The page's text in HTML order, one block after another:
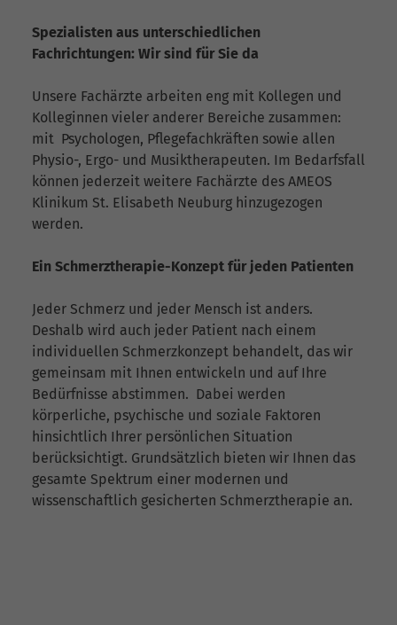
Spezialisten aus unterschiedlichen
Fachrichtungen: Wir sind für Sie da
Unsere Fachärzte arbeiten eng mit Kollegen und
Kolleginnen vieler anderer Bereiche zusammen:
mit Psychologen, Pflegefachkräften sowie allen
Physio-, Ergo- und Musiktherapeuten. Im Bedarfsfall
können jederzeit weitere Fachärzte des AMEOS
Klinikum St. Elisabeth Neuburg hinzugezogen
werden.
Ein Schmerztherapie-Konzept für jeden Patienten
Jeder Schmerz und jeder Mensch ist anders.
Deshalb wird auch jeder Patient nach einem
individuellen Schmerzkonzept behandelt, das wir
gemeinsam mit Ihnen entwickeln und auf Ihre
Bedürfnisse abstimmen. Dabei werden
körperliche, psychische und soziale Faktoren
hinsichtlich Ihrer persönlichen Situation
berücksichtigt. Grundsätzlich bieten wir Ihnen das
gesamte Spektrum einer modernen und
wissenschaftlich gesicherten Schmerztherapie an.